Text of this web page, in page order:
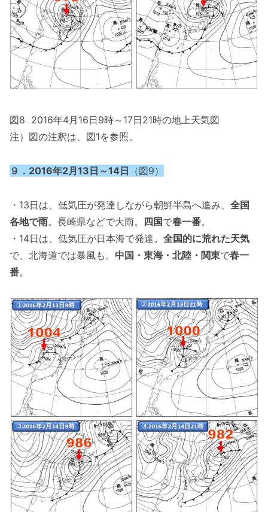
図8 2016年4月16日9時～17日21時の地上天気図
注）図の注釈は、図1を参照。
９．2016年2月13日～14日 （図9）
・13日は、低気圧が発達しながら朝鮮半島へ進み、 全国
各地で雨。長崎県などで大雨。 四国で春一番。
・14日は、低気圧が日本海で発達。 全国的に荒れた天気
で、北海道では暴風も。 中国・東海・北陸・関東で春一
番。